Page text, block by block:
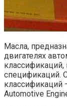
Масла,
двигателях
классификаций,
спецификаций.
классификаций
Automotive